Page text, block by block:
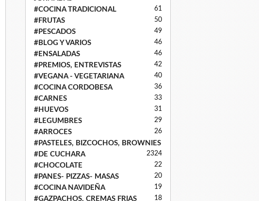
#COCINA TRADICIONAL 61
#FRUTAS 50
#PESCADOS 49
#BLOG Y VARIOS 46
#ENSALADAS 46
#PREMIOS, ENTREVISTAS 42
#VEGANA - VEGETARIANA 40
#COCINA CORDOBESA 36
#CARNES 33
#HUEVOS 31
#LEGUMBRES 29
#ARROCES 26
#PASTELES, BIZCOCHOS, BROWNIES
24
#DE CUCHARA 23
#CHOCOLATE 22
#PANES- PIZZAS- MASAS 20
#COCINA NAVIDEÑA 19
#GAZPACHOS, CREMAS FRIAS 18